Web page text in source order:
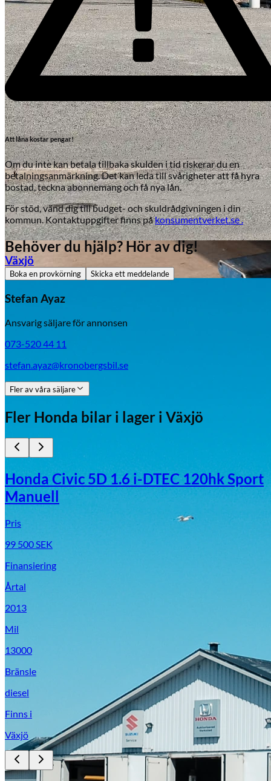
Mopedbil
Byte av vindruta
Växjö
Att låna kostar pengar!
Om du inte kan betala tillbaka skulden i tid riskerar du en
betalningsanmärkning. Det kan leda till svårigheter att få hyra
bostad, teckna abonnemang och få nya lån.
För stöd, vänd dig till budget- och skuldrådgivningen i din
kommun. Kontaktuppgifter finns påkonsumentverket.se .
Behöver du hjälp? Hör av dig!
Boka en provkörning Skicka ett meddelande
Stefan Ayaz
Ansvarig säljare för annonsen
073-520 44 11
stefan.ayaz@kronobergsbil.se
Fler av våra säljare
Fler Honda bilar i lager i Växjö
Honda Civic 5D 1.6 i-DTEC 120hk Sport
Manuell
Pris
99 500SEK
Finansiering
Årtal
2013
Mil
13000
Bränsle
diesel
Finns i
Växjö